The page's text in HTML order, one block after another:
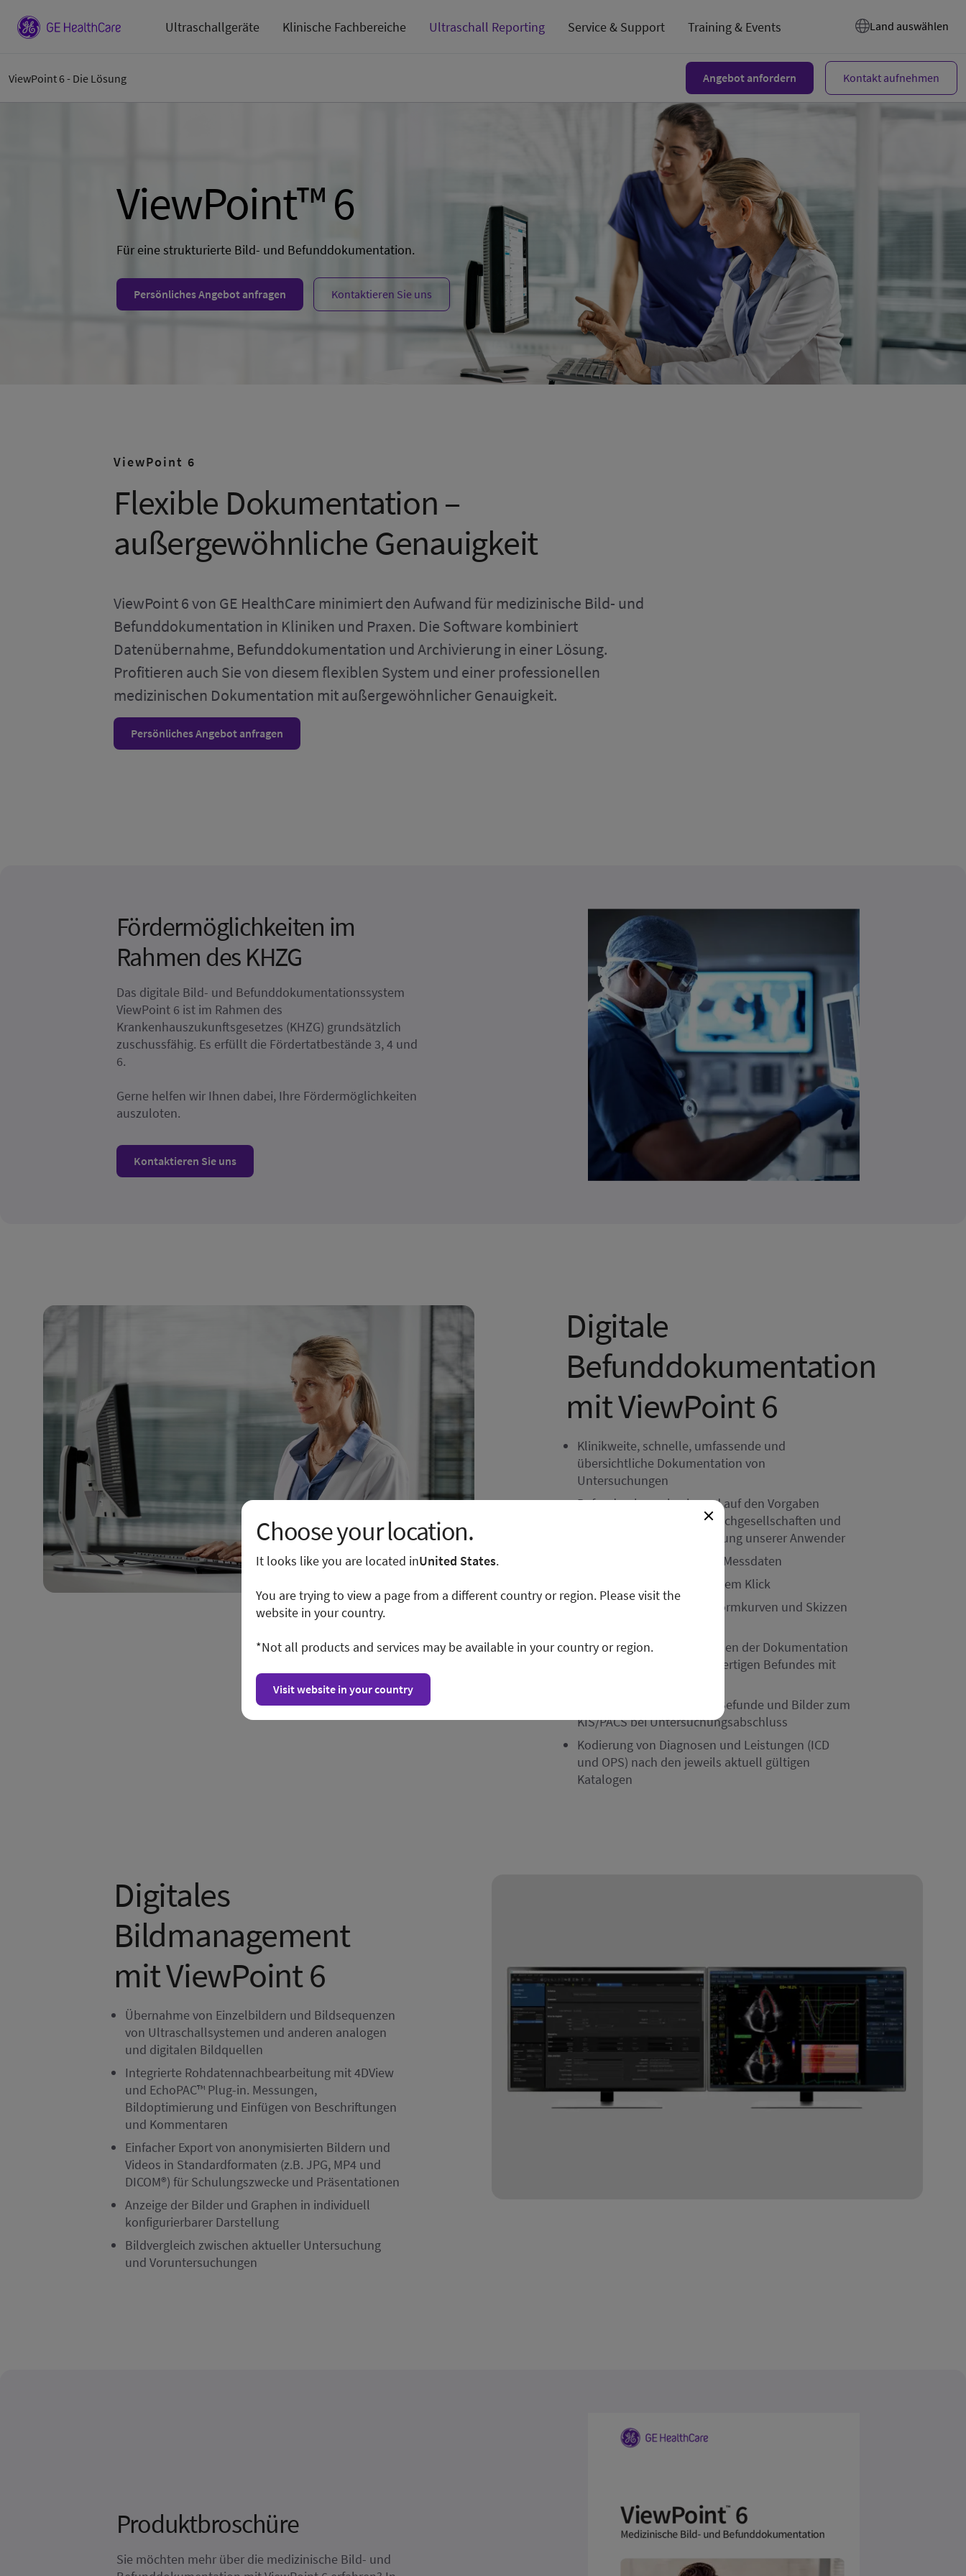
Ultraschallgeräte Klinische Fachbereiche Ultraschall Reporting Service & Support Training & Events Land auswählen
ViewPoint 6 - Die Lösung Angebot anfordern Kontakt aufnehmen
ViewPoint™ 6
Für eine strukturierte Bild- und Befunddokumentation.
Persönliches Angebot anfragen Kontaktieren Sie uns
ViewPoint 6
Flexible Dokumentation –
außergewöhnliche Genauigkeit
ViewPoint 6 von GE HealthCare minimiert den Aufwand für medizinische Bild- und
Befunddokumentation in Kliniken und Praxen. Die Software kombiniert
Datenübernahme, Befunddokumentation und Archivierung in einer Lösung.
Profitieren auch Sie von diesem flexiblen System und einer professionellen
medizinischen Dokumentation mit außergewöhnlicher Genauigkeit.
Persönliches Angebot anfragen
Fördermöglichkeiten im
Rahmen des KHZG
Das digitale Bild- und Befunddokumentationssystem
ViewPoint 6 ist im Rahmen des
Krankenhauszukunftsgesetzes (KHZG) grundsätzlich
zuschussfähig. Es erfüllt die Fördertatbestände 3, 4 und
6.
Gerne helfen wir Ihnen dabei, Ihre Fördermöglichkeiten
auszuloten.
Kontaktieren Sie uns
Digitale
Befunddokumentation
mit ViewPoint 6
Klinikweite, schnelle, umfassende und
übersichtliche Dokumentation von
Untersuchungen
Befundvorlagen basierend auf den Vorgaben
führender medizinischer Fachgesellschaften und
auf der langjährigen Erfahrung unserer Anwender
Automatischer Import von Messdaten
Schnellberichte mit nur einem Klick
Einbindung von Bildern, Normkurven und Skizzen
Schnelles Wechseln zwischen der Dokumentation
und der Ansicht des druckfertigen Befundes mit
Automatischer Export der Befunde und Bilder zum
KIS/PACS bei Untersuchungsabschluss
Kodierung von Diagnosen und Leistungen (ICD
und OPS) nach den jeweils aktuell gültigen
Katalogen
Digitales
Bildmanagement
mit ViewPoint 6
Übernahme von Einzelbildern und Bildsequenzen
von Ultraschallsystemen und anderen analogen
und digitalen Bildquellen
Integrierte Rohdatennachbearbeitung mit 4DView
und EchoPAC™ Plug-in. Messungen,
Bildoptimierung und Einfügen von Beschriftungen
und Kommentaren
Einfacher Export von anonymisierten Bildern und
Videos in Standardformaten (z.B. JPG, MP4 und
DICOM®) für Schulungszwecke und Präsentationen
Anzeige der Bilder und Graphen in individuell
konfigurierbarer Darstellung
Bildvergleich zwischen aktueller Untersuchung
und Voruntersuchungen
Produktbroschüre
Sie möchten mehr über die medizinische Bild- und
Choose your location.
It looks like you are located inUnited States.
You are trying to view a page from a different country or region. Please visit the
website in your country.
*Not all products and services may be available in your country or region.
Visit website in your country